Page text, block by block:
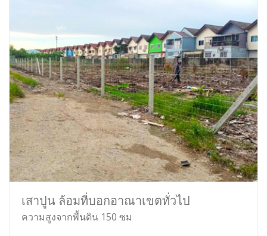
เสาปูน ล้อมที่บอกอาณาเขตทั่วไป
ความสูงจากพื้นดิน 150 ซม